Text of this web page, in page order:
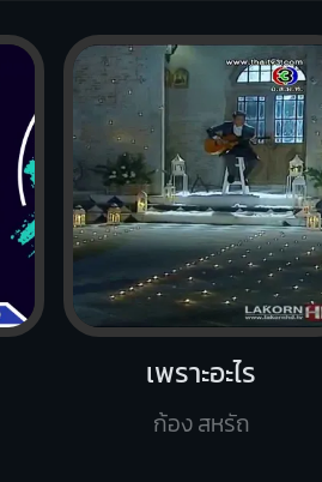
เพราะอะไร
ก้อง สหรัถ